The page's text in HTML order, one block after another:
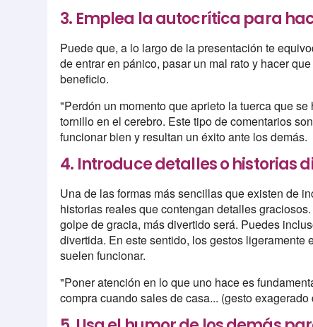
3. Emplea la autocrítica para
Puede que, a lo largo de la presentación te
de entrar en pánico, pasar un mal rato y hacer
beneficio.
"Perdón un momento que aprieto la tuerca que
tornillo en el cerebro. Este tipo de comentarios
funcionar bien y resultan un éxito ante los demás.
4. Introduce detalles o historias
Una de las formas más sencillas que existen de
historias reales que contengan detalles
golpe de gracia, más divertido será. Puedes
divertida. En este sentido, los gestos
suelen funcionar.
"Poner atención en lo que uno hace es
compra cuando sales de casa... (gesto